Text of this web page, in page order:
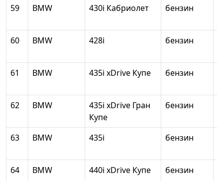
59 BMW 430i Кабриолет бензин
60 BMW 428i бензин
61 BMW 435i xDrive Купе бензин
62 BMW
435i xDrive Гран
Купе
бензин
63 BMW 435i бензин
64 BMW 440i xDrive Купе бензин